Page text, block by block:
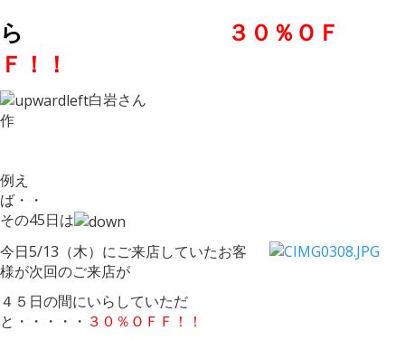
ら
３０％ＯＦ
Ｆ！！
白岩さん
例え
ば
その45日は
今日5/13（木）にご来店していたお客
様が次回のご来店が
４５日の間にいらしていただ
と・・・・・ ３０％ＯＦＦ！！